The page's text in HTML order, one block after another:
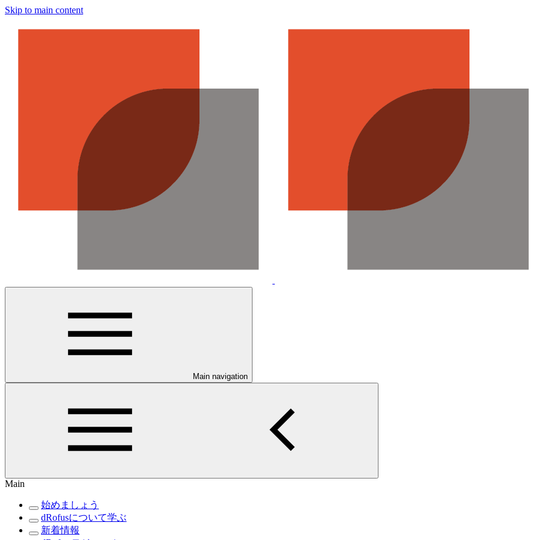
Skip to main content
Main navigation
Main
始めましょう
dRofusについて学ぶ
新着情報